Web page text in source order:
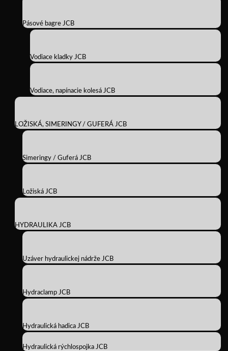
Pásové bagre JCB
Vodiace kladky JCB
Vodiace, napínacie kolesá JCB
LOŽISKÁ, SIMERINGY / GUFERÁ JCB
Simeringy / Guferá JCB
Ložiská JCB
HYDRAULIKA JCB
Uzáver hydraulickej nádrže JCB
Hydraclamp JCB
Hydraulická hadica JCB
Hydraulická rýchlospojka JCB